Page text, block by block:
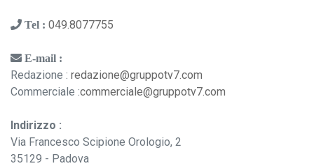
Tel : 049.8077755
E-mail :
Redazione : redazione@gruppotv7.com
Commerciale :commerciale@gruppotv7.com
Indirizzo :
Via Francesco Scipione Orologio, 2
35129 - Padova